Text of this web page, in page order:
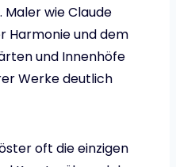
wie Claude
Harmonie und dem
und Innenhöfe
Werke deutlich
oft die einzigen